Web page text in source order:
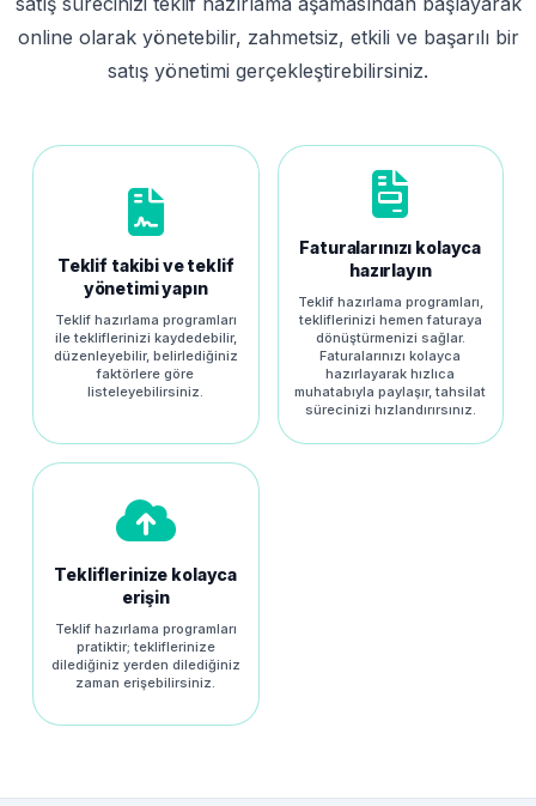
online olarak yönetebilir, zahmetsiz, etkili ve başarılı bir
satış yönetimi gerçekleştirebilirsiniz.
Teklif takibi ve teklif
yönetimi yapın
Teklif hazırlama programları
ile tekliflerinizi kaydedebilir,
düzenleyebilir, belirlediğiniz
faktörlere göre
listeleyebilirsiniz.
Faturalarınızı kolayca
hazırlayın
Teklif hazırlama programları,
tekliflerinizi hemen faturaya
dönüştürmenizi sağlar.
Faturalarınızı kolayca
hazırlayarak hızlıca
muhatabıyla paylaşır, tahsilat
sürecinizi hızlandırırsınız.
Tekliflerinize kolayca
erişin
Teklif hazırlama programları
pratiktir; tekliflerinize
dilediğiniz yerden dilediğiniz
zaman erişebilirsiniz.